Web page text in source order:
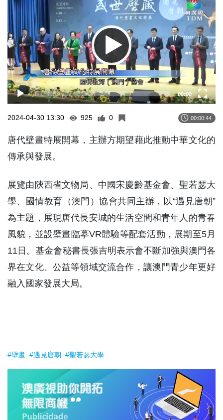
Player
00:00
2024-04-30 13:30 925 0 00:00:44
唐代壁畫特展開幕，主辦方期望藉此推動中華文化的
傳承與發展。
展覽由陝西省文物局、中國宋慶齡基金會、聖若瑟大
學、國情教育（澳門）協會共同主辦，以“遇見唐朝”
為主題，展現唐代長安城的生活空間和青年人的青春
風貌，並設壁畫臨摹VR體驗等配套活動，展期至5月
11日。基金會秘書長張吉明表示會不斷加強與澳門各
界在文化、公益等領域交流合作，讓澳門青少年更好
融入國家發展大局。
#壁畫 #遇見唐朝 #聖若瑟大學